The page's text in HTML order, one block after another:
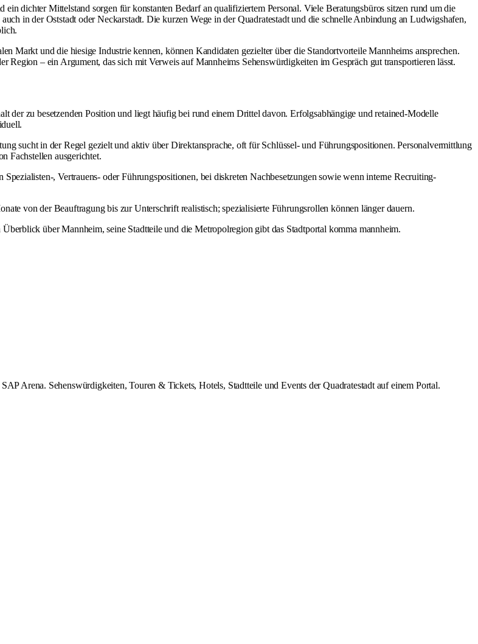
dichter Mittelstand sorgen für konstanten Bedarf an qualifiziertem Personal. Viele Beratungsbüros sitzen rund um die
in der Oststadt oder Neckarstadt. Die kurzen Wege in der Quadratestadt und die schnelle Anbindung an Ludwigshafen,
Markt und die hiesige Industrie kennen, können Kandidaten gezielter über die Standortvorteile Mannheims ansprechen.
Region – ein Argument, das sich mit Verweis aufMannheims Sehenswürdigkeitenim Gespräch gut transportieren lässt.
der zu besetzenden Position und liegt häufig bei rund einem Drittel davon. Erfolgsabhängige und retained-Modelle
sucht in der Regel gezielt und aktiv über Direktansprache, oft für Schlüssel- und Führungspositionen. Personalvermittlung
Fachstellen ausgerichtet.
, Vertrauens- oder Führungspositionen, bei diskreten Nachbesetzungen sowie wenn interne Recruiting-
von der Beauftragung bis zur Unterschrift realistisch; spezialisierte Führungsrollen können länger dauern.
Überblick über Mannheim, seine Stadtteile und die Metropolregion gibt das Stadtportal komma mannheim.
Arena. Sehenswürdigkeiten, Touren & Tickets, Hotels, Stadtteile und Events der Quadratestadt auf einem Portal.